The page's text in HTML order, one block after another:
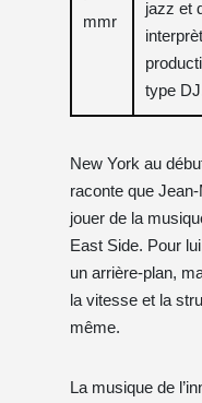
mmr
jazz et
type
New York au
raconte que
jouer de la
East Side. Pour
un arrière-plan,
la vitesse et la
même.
La musique de